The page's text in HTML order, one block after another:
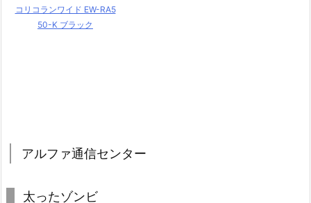
コリコランワイド EW-RA5
50-K ブラック
アルファ通信センター
太ったゾンビ